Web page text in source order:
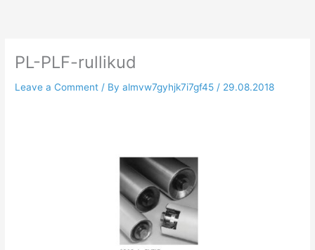
PL-PLF-rullikud
Leave a Comment / Byalmvw7gyhjk7i7gf45 / 29.08.2018